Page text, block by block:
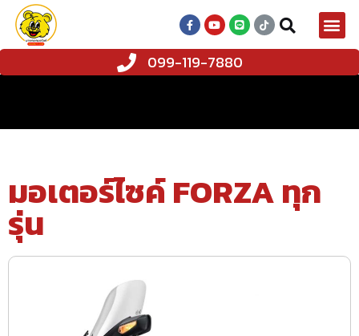
099-119-7880
มอเตอร์ไซค์ FORZA ทุก
รุ่น